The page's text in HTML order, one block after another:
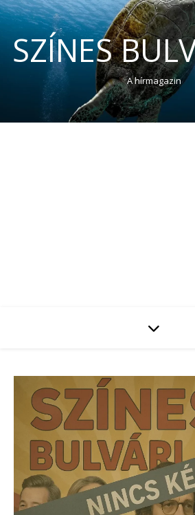
SZÍNES
A hírmagazin